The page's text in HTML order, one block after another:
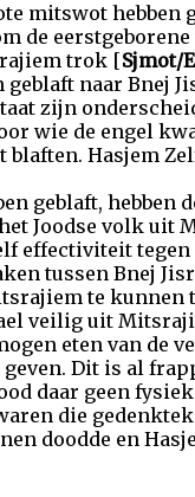
mitswot hebben
trok [Sjmot/
naar Bnej
zijn
wie de engel
Hasjem
geblaft, hebben
Joodse volk
effectiviteit
tussen Bnej
te kunnen
veilig uit
eten van de
Dit is al
daar geen
die
doodde en